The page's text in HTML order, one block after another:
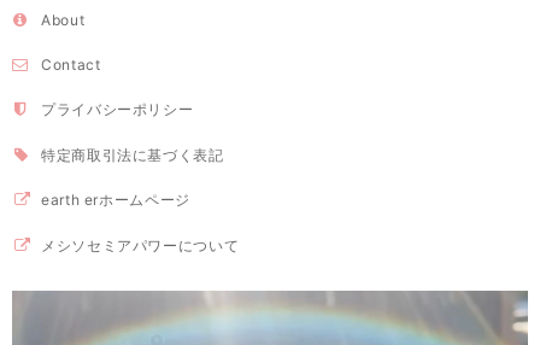
About
Contact
プライバシーポリシー
特定商取引法に基づく表記
earth erホームページ
メシソセミアパワーについて